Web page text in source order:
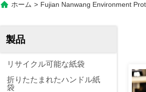
ホーム > Fujian Nanwang Environment
製品
リサイクル可能な紙袋
折りたたまれたハンドル紙
袋